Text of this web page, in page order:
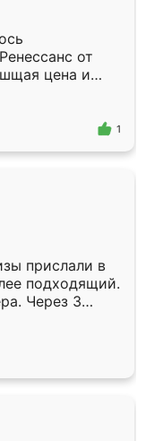
от
цена и
Приехавший
самый
1
прислали в
подходящий.
Через 3
Остались